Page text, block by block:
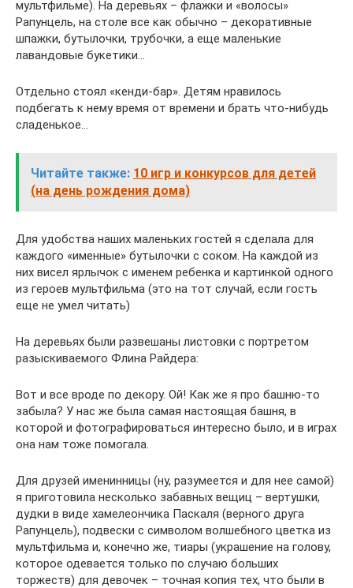
мультфильме). На деревьях – флажки и «волосы»
Рапунцель, на столе все как обычно – декоративные
шпажки, бутылочки, трубочки, а еще маленькие
лавандовые букетики…
Отдельно стоял «кенди-бар». Детям нравилось
подбегать к нему время от времени и брать что-нибудь
сладенькое…
Читайте также: 10 игр и конкурсов для детей
(на день рождения дома)
Для удобства наших маленьких гостей я сделала для
каждого «именные» бутылочки с соком. На каждой из
них висел ярлычок с именем ребенка и картинкой одного
из героев мультфильма (это на тот случай, если гость
еще не умел читать)
На деревьях были развешаны листовки с портретом
разыскиваемого Флина Райдера:
Вот и все вроде по декору. Ой! Как же я про башню-то
забыла? У нас же была самая настоящая башня, в
которой и фотографироваться интересно было, и в играх
она нам тоже помогала.
Для друзей именинницы (ну, разумеется и для нее самой)
я приготовила несколько забавных вещиц – вертушки,
дудки в виде хамелеончика Паскаля (верного друга
Рапунцель), подвески с символом волшебного цветка из
мультфильма и, конечно же, тиары (украшение на голову,
которое одевается только по случаю больших
торжеств) для девочек – точная копия тех, что были в